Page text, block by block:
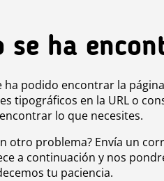
se ha
ha podido encontrar la
tipográficos en la URL o
lo que necesites.
otro problema? Envía un
a continuación y nos
tu paciencia.